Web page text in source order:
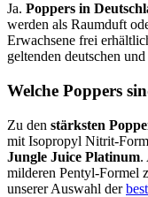
Ja. Poppers in
werden als Raumduft
Erwachsene frei
geltenden deutschen
Welche Poppers
Zu den stärksten
mit Isopropyl Nitrit-
Jungle Juice Platinum.
milderen Pentyl-Formel
unserer Auswahl der